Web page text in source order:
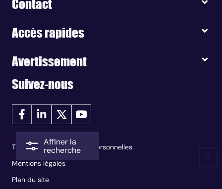
Affiner la
recherche
Contact
Accès rapides
Avertissement
Suivez-nous
Traitement des données personnelles
Mentions légales
Plan du site